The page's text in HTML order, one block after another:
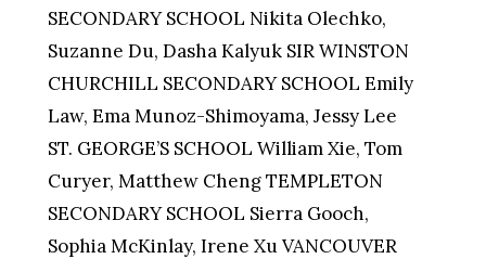
SECONDARY SCHOOL Nikita Olechko,
Suzanne Du, Dasha Kalyuk SIR WINSTON
CHURCHILL SECONDARY SCHOOL Emily
Law, Ema Munoz-Shimoyama, Jessy Lee
ST. GEORGE’S SCHOOL William Xie, Tom
Curyer, Matthew Cheng TEMPLETON
SECONDARY SCHOOL Sierra Gooch,
Sophia McKinlay, Irene Xu VANCOUVER